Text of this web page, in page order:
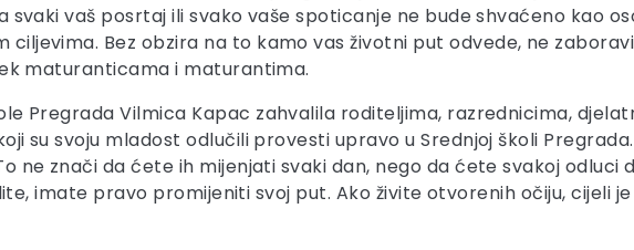
vaš posrtaj ili svako vaše spoticanje ne bude shvaćeno kao
Bez obzira na to kamo vas životni put odvede, ne
maturanticama i maturantima.
Pregrada Vilmica Kapac zahvalila roditeljima, razrednicima,
su svoju mladost odlučili provesti upravo u Srednjoj školi
ne znači da ćete ih mijenjati svaki dan, nego da ćete svakoj odluci
imate pravo promijeniti svoj put. Ako živite otvorenih očiju, cijeli je